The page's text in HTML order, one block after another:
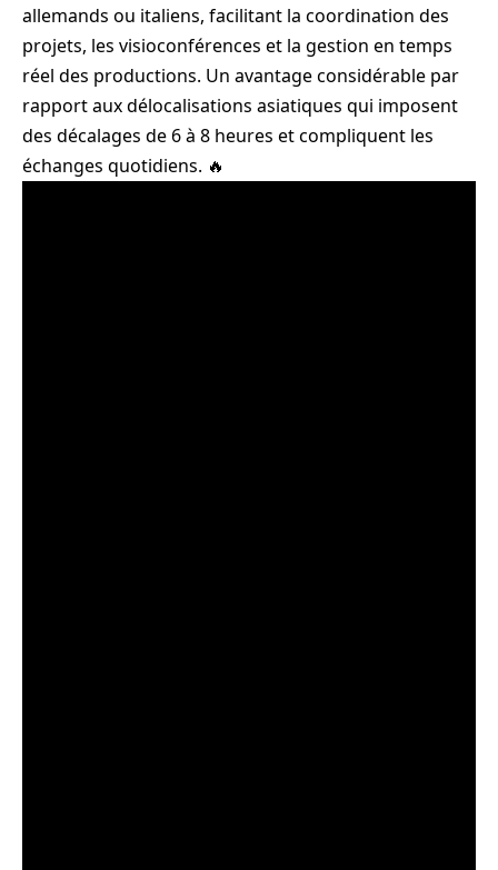
allemands ou italiens, facilitant la coordination des
projets, les visioconférences et la gestion en temps
réel des productions. Un avantage considérable par
rapport aux délocalisations asiatiques qui imposent
des décalages de 6 à 8 heures et compliquent les
échanges quotidiens. 🔥